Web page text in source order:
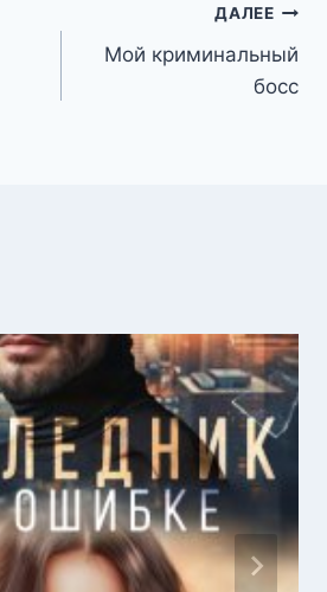
ДАЛЕЕ
Мой криминальный
босс